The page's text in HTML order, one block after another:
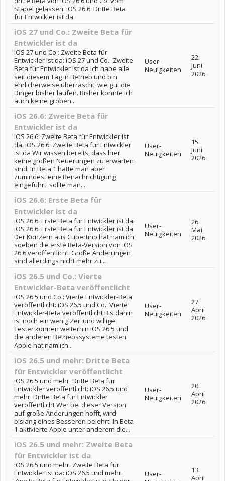
Stapel gelassen. iOS 26.6: Dritte Beta
für Entwickler ist da
iOS 27 und Co.: Zweite Beta für
Entwickler ist da
iOS 27 und Co.: Zweite Beta für
Entwickler ist da: iOS 27 und Co.: Zweite
Beta für Entwickler ist da Ich habe alle
seit diesem Tag in Betrieb und bin
ehrlicherweise überrascht, wie gut die
Dinger bisher laufen. Bisher konnte ich
auch keine groben...
User-
Neuigkeiten
22.
Juni
2026
iOS 26.6: Zweite Beta für
Entwickler ist da
iOS 26.6: Zweite Beta für Entwickler ist
da: iOS 26.6: Zweite Beta für Entwickler
ist da Wir wissen bereits, dass hier
keine großen Neuerungen zu erwarten
sind. In Beta 1 hatte man aber
zumindest eine Benachrichtigung
eingeführt, sollte man...
User-
Neuigkeiten
15.
Juni
2026
iOS 26.6: Erste Beta für
Entwickler ist da
iOS 26.6: Erste Beta für Entwickler ist da:
iOS 26.6: Erste Beta für Entwickler ist da
Der Konzern aus Cupertino hat nämlich
soeben die erste Beta-Version von iOS
26.6 veröffentlicht. Große Änderungen
sind allerdings nicht mehr zu...
User-
Neuigkeiten
26.
Mai
2026
iOS 26.5 und Co.: Vierte
Entwickler-Beta veröffentlicht
iOS 26.5 und Co.: Vierte Entwickler-Beta
veröffentlicht: iOS 26.5 und Co.: Vierte
Entwickler-Beta veröffentlicht Bis dahin
ist noch ein wenig Zeit und willige
Tester können weiterhin iOS 26.5 und
die anderen Betriebssysteme testen.
Apple hat nämlich...
User-
Neuigkeiten
27.
April
2026
iOS 26.5 und mehr: Dritte Beta
für Entwickler veröffentlicht
iOS 26.5 und mehr: Dritte Beta für
Entwickler veröffentlicht: iOS 26.5 und
mehr: Dritte Beta für Entwickler
veröffentlicht Wer bei dieser Version
auf große Änderungen hofft, wird
bislang eines Besseren belehrt. In Beta
1 aktivierte Apple unter anderem die...
User-
Neuigkeiten
20.
April
2026
iOS 26.5 und mehr: Zweite Beta
für Entwickler ist da
iOS 26.5 und mehr: Zweite Beta für
Entwickler ist da: iOS 26.5 und mehr:
User-
13.
April